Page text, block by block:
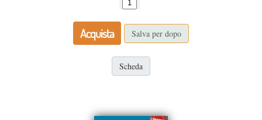
Acquista Salva per dopo
Scheda